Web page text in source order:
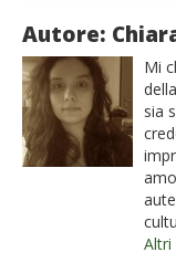
Autore:
Mi
sia